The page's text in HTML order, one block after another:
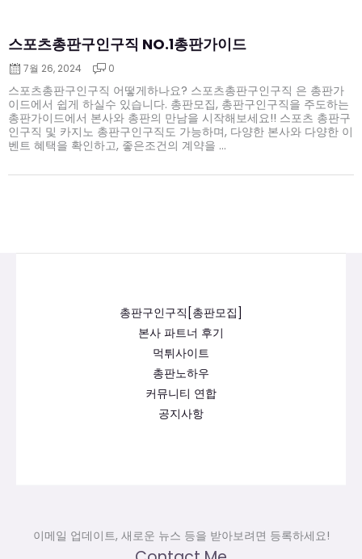
스포츠총판구인구직 NO.1총판가이드
7월 26, 2024 0
스포츠총판구인구직 어떻게하나요? 스포츠총판구인구직 은 총판가
이드에서 쉽게 하실수 있습니다. 총판모집, 총판구인구직을 주도하는
총판가이드에서 본사와 총판의 만남을 시작해보세요!! 스포츠 총판구
인구직 및 카지노 총판구인구직도 가능하며, 다양한 본사와 다양한 이
벤트 혜택을 확인하고, 좋은조건의 계약을 ...
총판구인구직[총판모집]
본사 파트너 후기
먹튀사이트
총판노하우
커뮤니티 연합
공지사항
이메일 업데이트, 새로운 뉴스 등을 받아보려면 등록하세요!